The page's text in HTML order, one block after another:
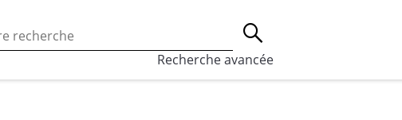
l’utilisation des cookies, qui sont utilisés à des fins de
sociaux.
Recherche avancée